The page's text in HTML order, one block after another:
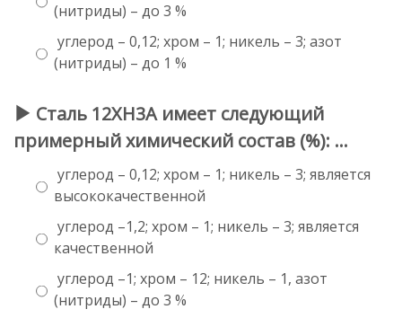
(нитриды) – до 3 %
углерод – 0,12; хром – 1; никель – 3; азот
(нитриды) – до 1 %
Сталь 12ХН3А имеет следующий
примерный химический состав (%): …
углерод – 0,12; хром – 1; никель – 3; является
высококачественной
углерод –1,2; хром – 1; никель – 3; является
качественной
углерод –1; хром – 12; никель – 1, азот
(нитриды) – до 3 %